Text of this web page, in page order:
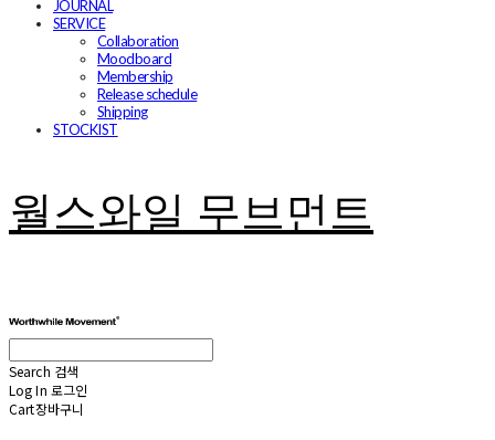
JOURNAL
SERVICE
Collaboration
Moodboard
Membership
Release schedule
Shipping
STOCKIST
월스와일 무브먼트
Search 검색
Log In 로그인
Cart장바구니